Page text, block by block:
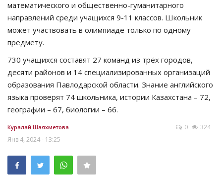
математического и общественно-гуманитарного
направлений среди учащихся 9-11 классов. Школьник
может участвовать в олимпиаде только по одному
предмету.
730 учащихся составят 27 команд из трёх городов,
десяти районов и 14 специализированных организаций
образования Павлодарской области. Знание английского
языка проверят 74 школьника, истории Казахстана – 72,
географии – 67, биологии – 66.
Куралай Шаяхметова
Янв 4, 2024 - 13:25
0 324